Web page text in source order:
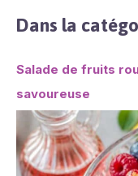
Dans la
Salade de fruits
savoureuse